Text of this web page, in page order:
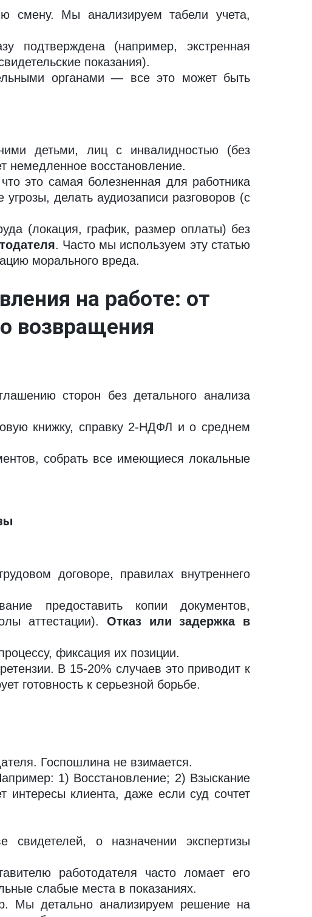
смену. Мы анализируем табели учета,
(например, экстренная
показания).
органами — все это может быть
детьми, лиц с инвалидностью (без
восстановление.
это самая болезненная для работника
делать аудиозаписи разговоров (с
(локация, график, размер оплаты) без
. Часто мы используем эту статью
морального вреда.
на работе: от
возвращения
сторон без детального анализа
книжку, справку 2-НДФЛ и о среднем
собрать все имеющиеся локальные
договоре, правилах внутреннего
предоставить копии документов,
аттестации). Отказ или задержка в
фиксация их позиции.
В 15-20% случаев это приводит к
готовность к серьезной борьбе.
Госпошлина не взимается.
1) Восстановление; 2) Взыскание
клиента, даже если суд сочтет
свидетелей, о назначении экспертизы
работодателя часто ломает его
слабые места в показаниях.
Мы детально анализируем решение на